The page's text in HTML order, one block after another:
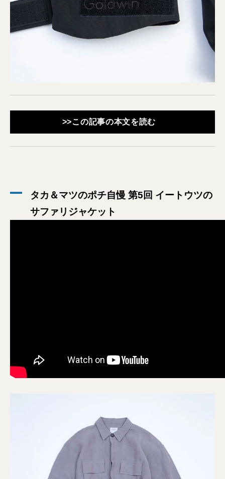
>>この記事の本文を読む
タカ＆マツのポチ自慢 第5回 イートウツの
サファリジャケット